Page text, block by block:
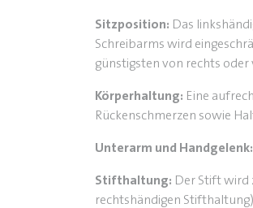
Sitzposition: Das
Schreibarms wird
günstigsten von rechts oder
Körperhaltung: Eine
Rückenschmerzen sowie
Unterarm und Handgelenk:
Stifthaltung: Der Stift wird
rechtshändigen